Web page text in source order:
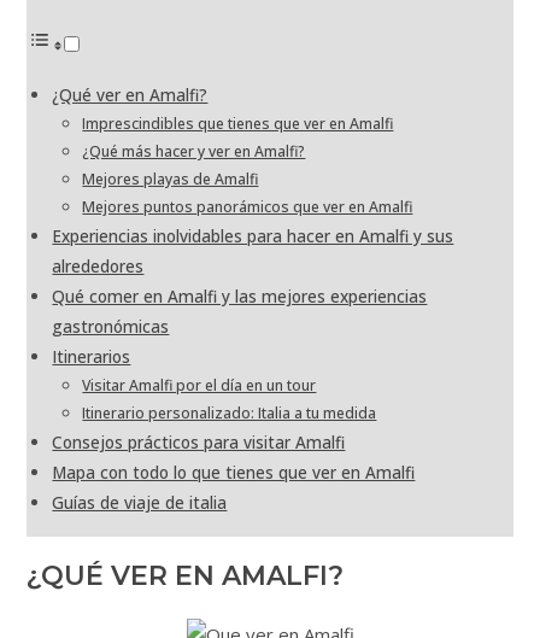
¿Qué ver en Amalfi?
Imprescindibles que tienes que ver en Amalfi
¿Qué más hacer y ver en Amalfi?
Mejores playas de Amalfi
Mejores puntos panorámicos que ver en Amalfi
Experiencias inolvidables para hacer en Amalfi y sus
alrededores
Qué comer en Amalfi y las mejores experiencias
gastronómicas
Itinerarios
Visitar Amalfi por el día en un tour
Itinerario personalizado: Italia a tu medida
Consejos prácticos para visitar Amalfi
Mapa con todo lo que tienes que ver en Amalfi
Guías de viaje de italia
¿QUÉ VER EN AMALFI?